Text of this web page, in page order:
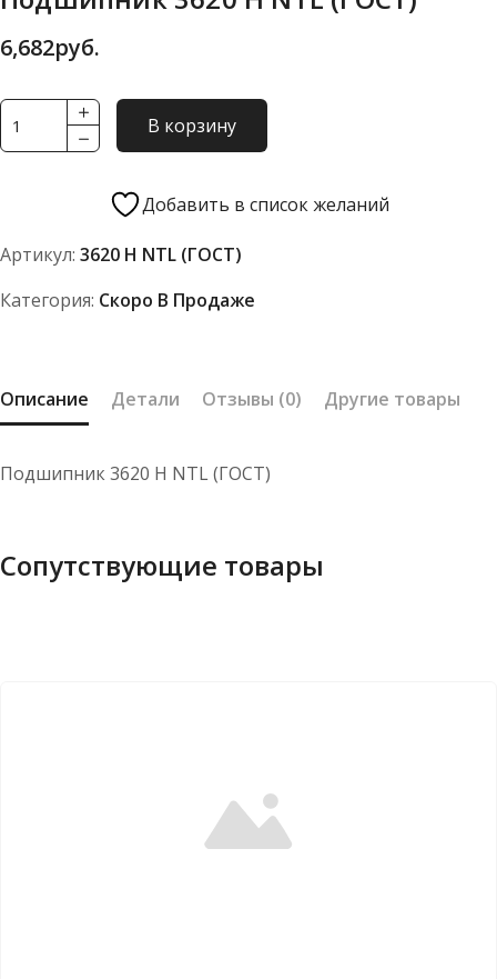
6,682руб.
Количество
товара
NTL
В корзину
Добавить в список желаний
Артикул: 3620 Н NTL (ГОСТ)
Категория: Скоро В Продаже
Описание Детали Отзывы (0) Другие товары
Подшипник 3620 Н NTL (ГОСТ)
Сопутствующие товары